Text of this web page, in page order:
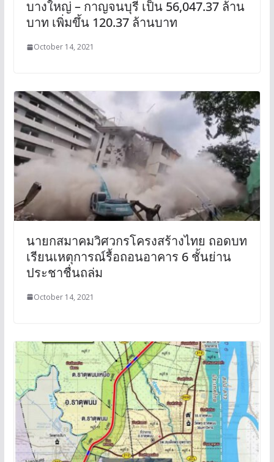
บางใหญ่ – กาญจนบุรี เป็น 56,047.37 ล้าน
บาท เพิ่มขึ้น 120.37 ล้านบาท
October 14, 2021
นายกสมาคมวิศวกรโครงสร้างไทย ถอดบท
เรียนเหตุการณ์รื้อถอนอาคาร 6 ชั้นย่าน
ประชาชื่นถล่ม
October 14, 2021